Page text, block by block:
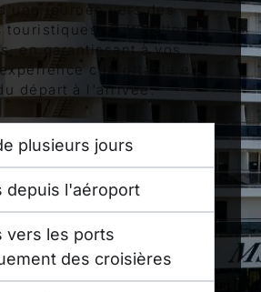
journée vers des
touristiques, culturelles
en garantissant à vos
confortable et
départ à l'arrivée.
plusieurs jours
depuis l'aéroport
vers les ports
des croisières